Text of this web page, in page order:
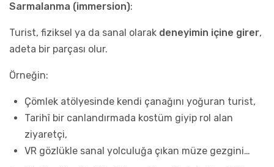
Sarmalanma (immersion):
Turist, fiziksel ya da sanal olarak deneyimin içine girer,
adeta bir parçası olur.
Örneğin:
Çömlek atölyesinde kendi çanağını yoğuran turist,
Tarihî bir canlandırmada kostüm giyip rol alan
ziyaretçi,
VR gözlükle sanal yolculuğa çıkan müze gezgini…